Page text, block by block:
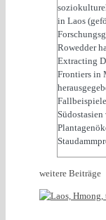
in Laos
Rowedder
Extracting
Frontiers in
weitere Beiträge